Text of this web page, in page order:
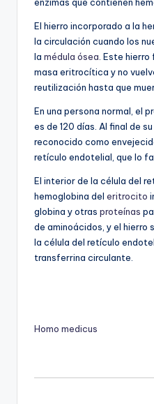
El hierro incorporado a la
la circulación cuando los
la médula ósea . Este
masa eritrocítica y no
reutilización hasta que
En una persona normal, el
es de 120 días. Al final de
reconocido como
retículo endotelial, que lo
El interior de la célula del
hemoglobina del eritrocito
globina y otras proteínas
de aminoácidos, y el hierro
la célula del retículo
transferrina circulante.
Homo medicus